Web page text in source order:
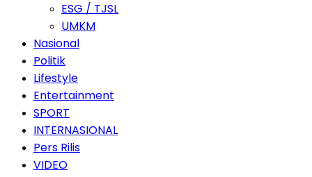
ESG / TJSL
UMKM
Nasional
Politik
Lifestyle
Entertainment
SPORT
INTERNASIONAL
Pers Rilis
VIDEO